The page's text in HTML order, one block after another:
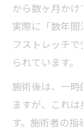
から数ヶ月かけ
実際に「数年
フストレッチ
られています。
施術後は、一
ますが、これ
す。施術者の